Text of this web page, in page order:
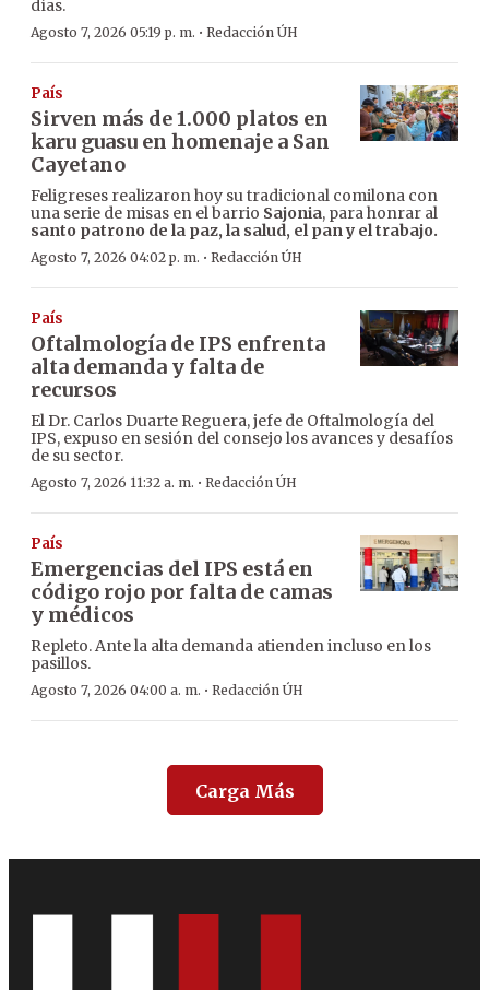
días.
Agosto 7, 2026 05:19 p. m. · Redacción ÚH
País
Sirven más de 1.000 platos en
karu guasu en homenaje a San
Cayetano
Feligreses realizaron hoy su tradicional comilona con
una serie de misas en el barrio Sajonia, para honrar al
santo patrono de la paz, la salud, el pan y el trabajo.
Agosto 7, 2026 04:02 p. m. · Redacción ÚH
País
Oftalmología de IPS enfrenta
alta demanda y falta de
recursos
El Dr. Carlos Duarte Reguera, jefe de Oftalmología del
IPS, expuso en sesión del consejo los avances y desafíos
de su sector.
Agosto 7, 2026 11:32 a. m. · Redacción ÚH
País
Emergencias del IPS está en
código rojo por falta de camas
y médicos
Repleto. Ante la alta demanda atienden incluso en los
pasillos.
Agosto 7, 2026 04:00 a. m. · Redacción ÚH
Carga Más